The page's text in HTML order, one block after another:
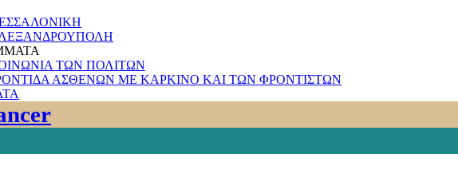
ΤΩΝ ΠΟΛΙΤΩΝ
ΑΣΘΕΝΩΝ ΜΕ ΚΑΡΚΙΝΟ ΚΑΙ ΤΩΝ ΦΡΟΝΤΙΣΤΩΝ
γλιτώνουν τις νέες χρεώσεις (3 ευρώ);
Authork3-editorCategoriesPosts,ΑΝΑΠΗΡΙΑ,ΑΠΑΛΛΑΓΕΣ & ΠΑΡΟΧΕΣ,